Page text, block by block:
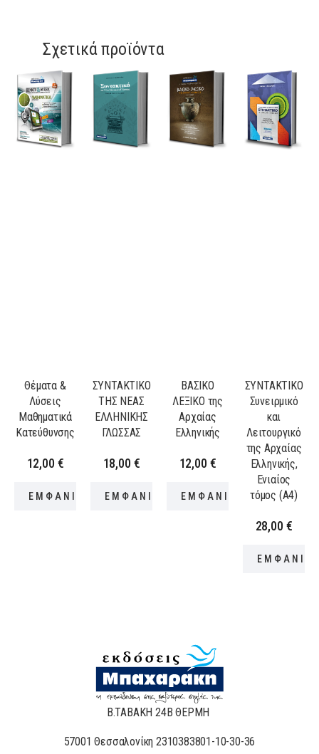
Σχετικά προϊόντα
Θέματα &
Λύσεις
Μαθηματικά
Κατεύθυνσης
12,00 €
ΕΜΦΑΝΙΣΗ ΠΡΟΪΟΝΤΟΣ
ΣΥΝΤΑΚΤΙΚΟ
ΤΗΣ ΝΕΑΣ
ΕΛΛΗΝΙΚΗΣ
ΓΛΩΣΣΑΣ
18,00 €
ΕΜΦΑΝΙΣΗ ΠΡΟΪΟΝΤΟΣ
ΒΑΣΙΚΟ
ΛΕΞΙΚΟ της
Αρχαίας
Ελληνικής
12,00 €
ΕΜΦΑΝΙΣΗ
ΣΥΝΤΑΚΤΙΚΟ
Συνειρμικό
και
Λειτουργικό
της Αρχαίας
Ελληνικής,
Ενιαίος
τόμος (Α4)
28,00 €
Β.ΤΑΒΑΚΗ 24Β ΘΕΡΜΗ
57001 Θεσσαλονίκη 2310383801-10-30-36